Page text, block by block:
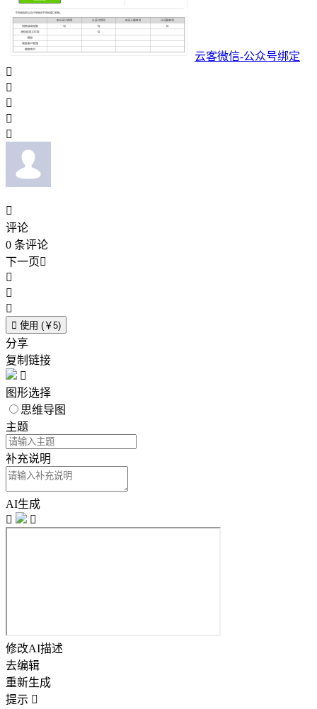
云客微信-公众号绑定






评论
0 条评论
下一页



 使用 (￥5)
分享
复制链接

图形选择
思维导图
主题
补充说明
AI生成


修改AI描述
去编辑
重新生成
提示 